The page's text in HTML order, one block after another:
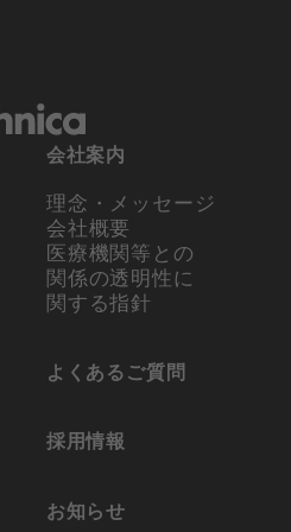
会社案内
理念・メッセージ
会社概要
医療機関等との
関係の透明性に
関する指針
よくあるご質問
採用情報
お知らせ